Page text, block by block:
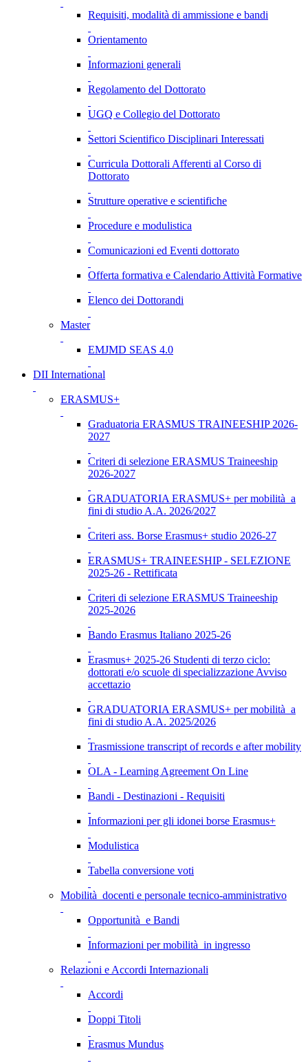
Requisiti, modalità di ammissione e bandi
Orientamento
Informazioni generali
Regolamento del Dottorato
UGQ e Collegio del Dottorato
Settori Scientifico Disciplinari Interessati
Curricula Dottorali Afferenti al Corso di
Dottorato
Strutture operative e scientifiche
Procedure e modulistica
Comunicazioni ed Eventi dottorato
Offerta formativa e Calendario Attività Formative
Elenco dei Dottorandi
Master
EMJMD SEAS 4.0
DII International
ERASMUS+
Graduatoria ERASMUS TRAINEESHIP 2026-
2027
Criteri di selezione ERASMUS Traineeship
2026-2027
GRADUATORIA ERASMUS+ per mobilità a
fini di studio A.A. 2026/2027
Criteri ass. Borse Erasmus+ studio 2026-27
ERASMUS+ TRAINEESHIP - SELEZIONE
2025-26 - Rettificata
Criteri di selezione ERASMUS Traineeship
2025-2026
Bando Erasmus Italiano 2025-26
Erasmus+ 2025-26 Studenti di terzo ciclo:
dottorati e/o scuole di specializzazione Avviso
accettazio
GRADUATORIA ERASMUS+ per mobilità a
fini di studio A.A. 2025/2026
Trasmissione transcript of records e after mobility
OLA - Learning Agreement On Line
Bandi - Destinazioni - Requisiti
Informazioni per gli idonei borse Erasmus+
Modulistica
Tabella conversione voti
Mobilità docenti e personale tecnico-amministrativo
Opportunità e Bandi
Informazioni per mobilità in ingresso
Relazioni e Accordi Internazionali
Accordi
Doppi Titoli
Erasmus Mundus